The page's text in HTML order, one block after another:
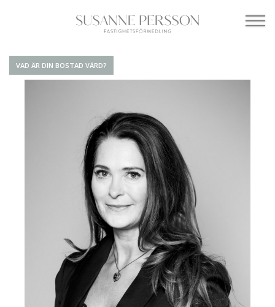
VAD ÄR DIN BOSTAD VÄRD?